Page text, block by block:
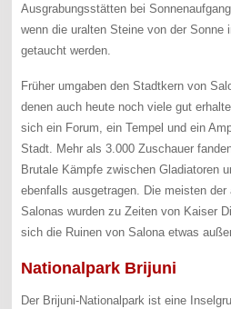
Ausgrabungsstätten bei
wenn die uralten Steine von der Sonne
getaucht werden.
Früher umgaben den Stadtkern von
denen auch heute noch viele gut
sich ein Forum, ein Tempel und ein
Stadt. Mehr als 3.000 Zuschauer
Brutale Kämpfe zwischen Gladiatoren
ebenfalls ausgetragen. Die meisten
Salonas wurden zu Zeiten von Kaiser
sich die Ruinen von Salona etwas
Nationalpark Brijuni
Der Brijuni-Nationalpark ist eine